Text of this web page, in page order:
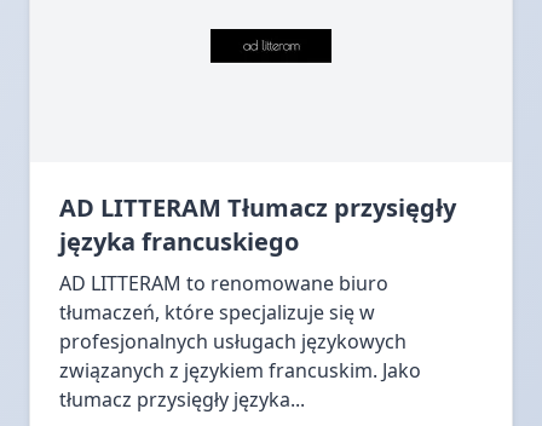
AD LITTERAM Tłumacz przysięgły
języka francuskiego
AD LITTERAM to renomowane biuro
tłumaczeń, które specjalizuje się w
profesjonalnych usługach językowych
związanych z językiem francuskim. Jako
tłumacz przysięgły języka...